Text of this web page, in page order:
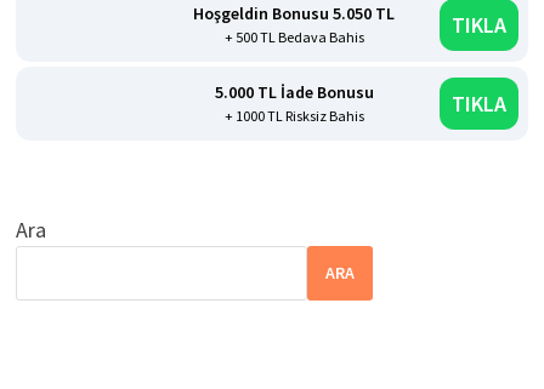
Hoşgeldin Bonusu 5.050 TL
+ 500 TL Bedava Bahis TIKLA
5.000 TL İade Bonusu
+ 1000 TL Risksiz Bahis TIKLA
Ara
ARA